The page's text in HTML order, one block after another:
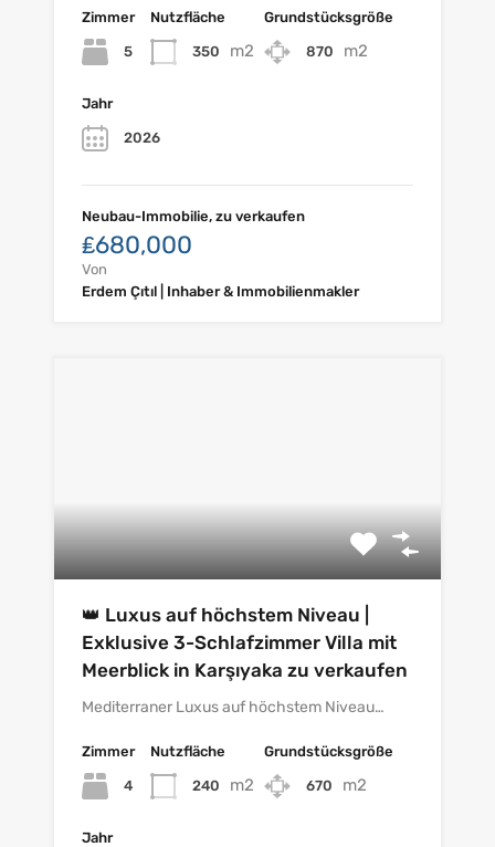
Zimmer
5
Nutzfläche
350 m2
Grundstücksgröße
870 m2
Jahr
2026
Neubau-Immobilie, zu verkaufen
₤680,000
Von
Erdem Çıtıl | Inhaber & Immobilienmakler
👑 Luxus auf höchstem Niveau |
Exklusive 3-Schlafzimmer Villa mit
Meerblick in Karşıyaka zu verkaufen
Mediterraner Luxus auf höchstem Niveau…
Zimmer
4
Nutzfläche
240 m2
Grundstücksgröße
670 m2
Jahr